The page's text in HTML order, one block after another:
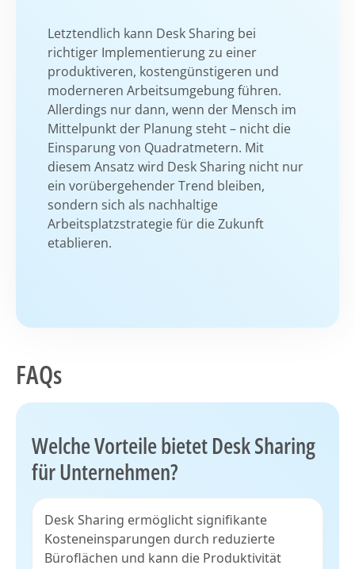
Letztendlich kann Desk Sharing bei
richtiger Implementierung zu einer
produktiveren, kostengünstigeren und
moderneren Arbeitsumgebung führen.
Allerdings nur dann, wenn der Mensch im
Mittelpunkt der Planung steht – nicht die
Einsparung von Quadratmetern. Mit
diesem Ansatz wird Desk Sharing nicht nur
ein vorübergehender Trend bleiben,
sondern sich als nachhaltige
Arbeitsplatzstrategie für die Zukunft
etablieren.
FAQs
Welche Vorteile bietet Desk Sharing
für Unternehmen?
Desk Sharing ermöglicht signifikante
Kosteneinsparungen durch reduzierte
Büroflächen und kann die Produktivität